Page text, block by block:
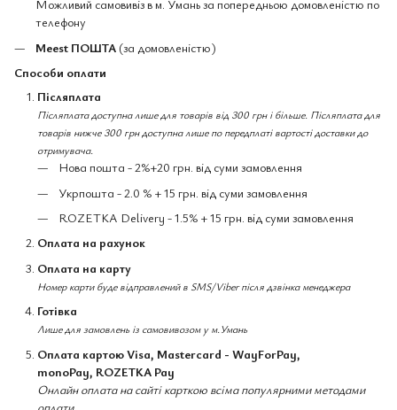
Можливий самовивіз в м. Умань за попередньою домовленістю по
телефону
Meest ПОШТА (за домовленістю)
Способи оплати
Післяплата
Післяплата доступна лише для товарів від 300 грн і більше. Післяплата для
товарів нижче 300 грн доступна лише по передплаті вартості доставки до
отримувача.
Нова пошта - 2%+20 грн. від суми замовлення
Укрпошта - 2.0 % + 15 грн. від суми замовлення
ROZETKA Delivery - 1.5% + 15 грн. від суми замовлення
Оплата на рахунок
Оплата на карту
Номер карти буде відправлений в SMS/Viber після дзвінка менеджера
Готівка
Лише для замовлень із самовивозом у м.Умань
Оплата картою Visa, Mastercard - WayForPay,
monoPay, ROZETKA Pay
Онлайн оплата на сайті карткою всіма популярними методами
оплати.